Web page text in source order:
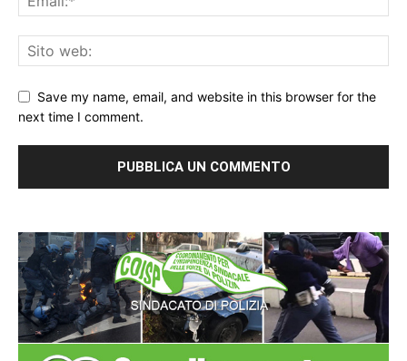
Save my name, email, and website in this browser for the
next time I comment.